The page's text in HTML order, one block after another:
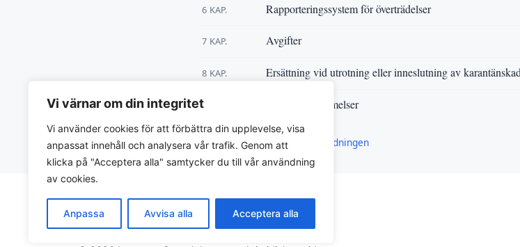
Vi värnar om din integritet
Vi använder cookies för att förbättra din upplevelse, visa
anpassat innehåll och analysera vår trafik. Genom att
klicka på "Acceptera alla" samtycker du till vår användning
av cookies.
Anpassa Avvisa alla Acceptera alla
6 KAP. Rapporteringssystem för överträdelser
7 KAP. Avgifter
8 KAP. Ersättning vid utrotning eller inneslutning av
9 KAP. Övriga bestämmelser
« Tillbaka tillVäxtskyddsförordningen